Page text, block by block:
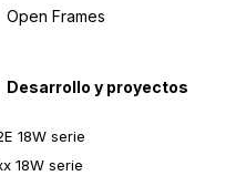
Open Frames
Desarrollo y proyectos
18W serie
18W serie